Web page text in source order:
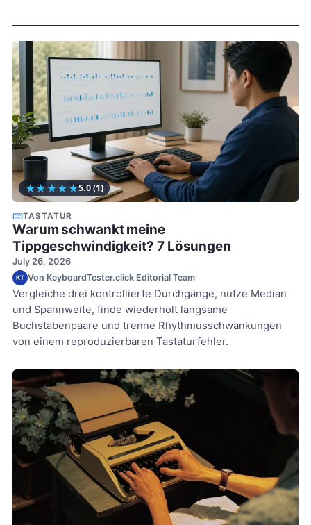
★★★★★5.0(1)
TASTATUR
Warum schwankt meine
Tippgeschwindigkeit? 7 Lösungen
July 26, 2026
KT Von KeyboardTester.click Editorial Team
Vergleiche drei kontrollierte Durchgänge, nutze Median
und Spannweite, finde wiederholt langsame
Buchstabenpaare und trenne Rhythmusschwankungen
von einem reproduzierbaren Tastaturfehler.